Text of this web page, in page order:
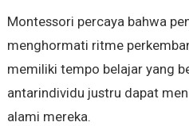
Montessori percaya bahwa
menghormati ritme
memiliki tempo belajar yang
antarindividu justru dapat
alami mereka.